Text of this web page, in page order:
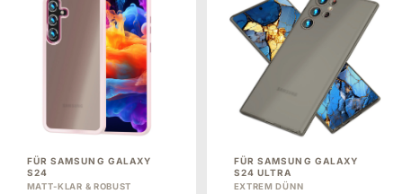
FÜR SAMSUNG GALAXY
S24
MATT-KLAR & ROBUST
FÜR SAMSUNG GALAXY
S24 ULTRA
EXTREM DÜNN